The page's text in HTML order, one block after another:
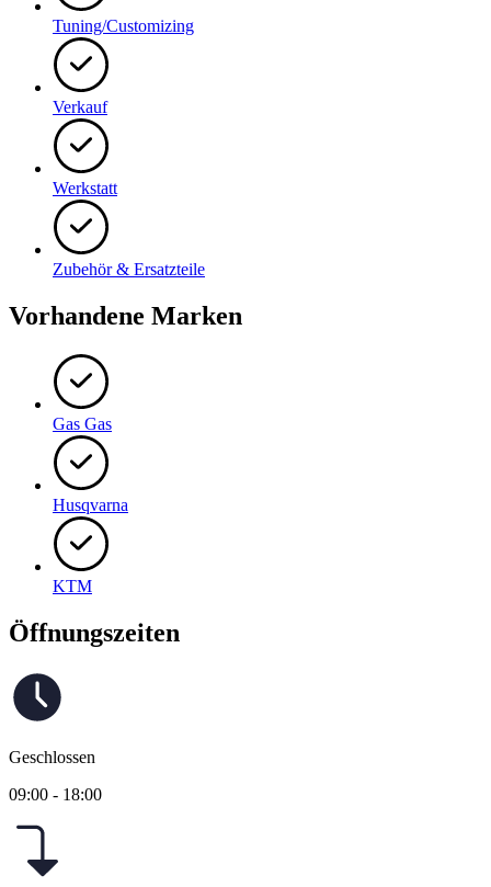
Tuning/Customizing
Verkauf
Werkstatt
Zubehör & Ersatzteile
Vorhandene Marken
Gas Gas
Husqvarna
KTM
Öffnungszeiten
Geschlossen
09:00 - 18:00